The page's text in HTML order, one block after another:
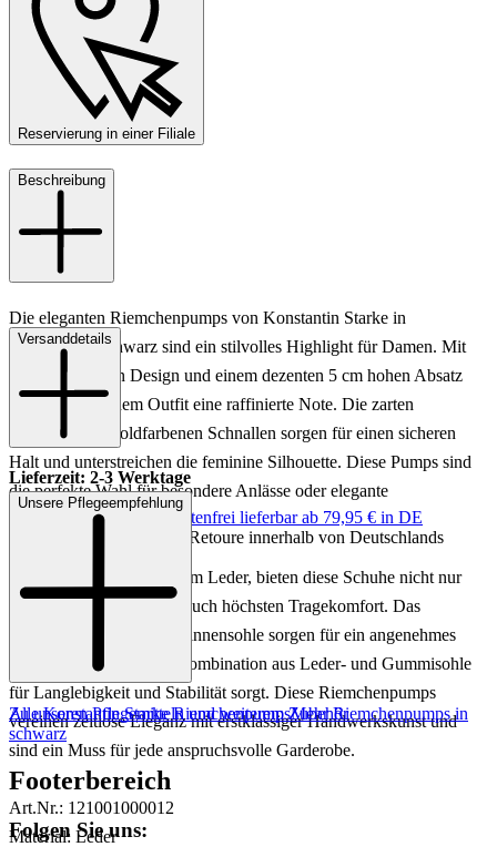
Reservierung in einer Filiale
Beschreibung
Die eleganten Riemchenpumps von Konstantin Starke in
klassischem Schwarz sind ein stilvolles Highlight für Damen. Mit
einem schlanken Design und einem dezenten 5 cm hohen Absatz
verleihen sie jedem Outfit eine raffinierte Note. Die zarten
Riemchen mit goldfarbenen Schnallen sorgen für einen sicheren
Halt und unterstreichen die feminine Silhouette. Diese Pumps sind
die perfekte Wahl für besondere Anlässe oder elegante
Abendveranstaltungen.
Gefertigt aus hochwertigem Leder, bieten diese Schuhe nicht nur
eine edle Optik, sondern auch höchsten Tragekomfort. Das
Lederfutter und die Lederinnensohle sorgen für ein angenehmes
Fußklima, während die Kombination aus Leder- und Gummisohle
für Langlebigkeit und Stabilität sorgt. Diese Riemchenpumps
vereinen zeitlose Eleganz mit erstklassiger Handwerkskunst und
sind ein Muss für jede anspruchsvolle Garderobe.
Art.Nr.: 121001000012
Material: Leder
Versanddetails
Lieferzeit: 2-3 Werktage
Keine Versandkosten:
kostenfrei lieferbar ab 79,95 € in DE
Einfache und Kostenlose Retoure innerhalb von Deutschlands
Unsere Pflegeempfehlung
Zu unseren Pflegemitteln und weiterem Zubehör
Alle Konstantin Starke RiemchenpumpsMehr Riemchenpumps in
schwarz
Footerbereich
Folgen Sie uns: